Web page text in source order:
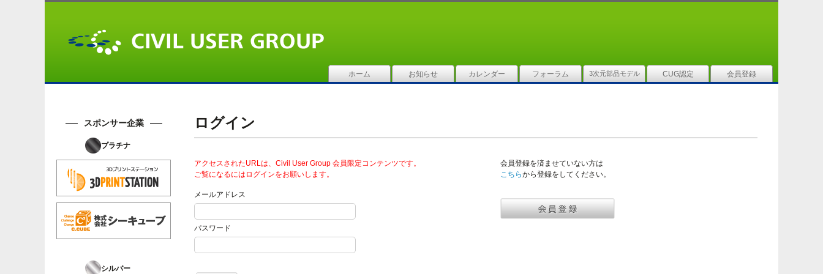
ホーム お知らせ カレンダー フォーラム 3次元部品モデル CUG認定 会員登録
スポンサー企業
プラチナ
シルバー
ログイン
アクセスされたURLは、Civil User Group 会員限定コンテンツです。
ご覧になるにはログインをお願いします。
メールアドレス
パスワード
会員登録を済ませていない方は
こちらから登録をしてください。